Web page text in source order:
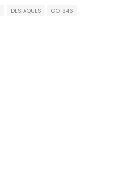
DESTAQUES GO-346